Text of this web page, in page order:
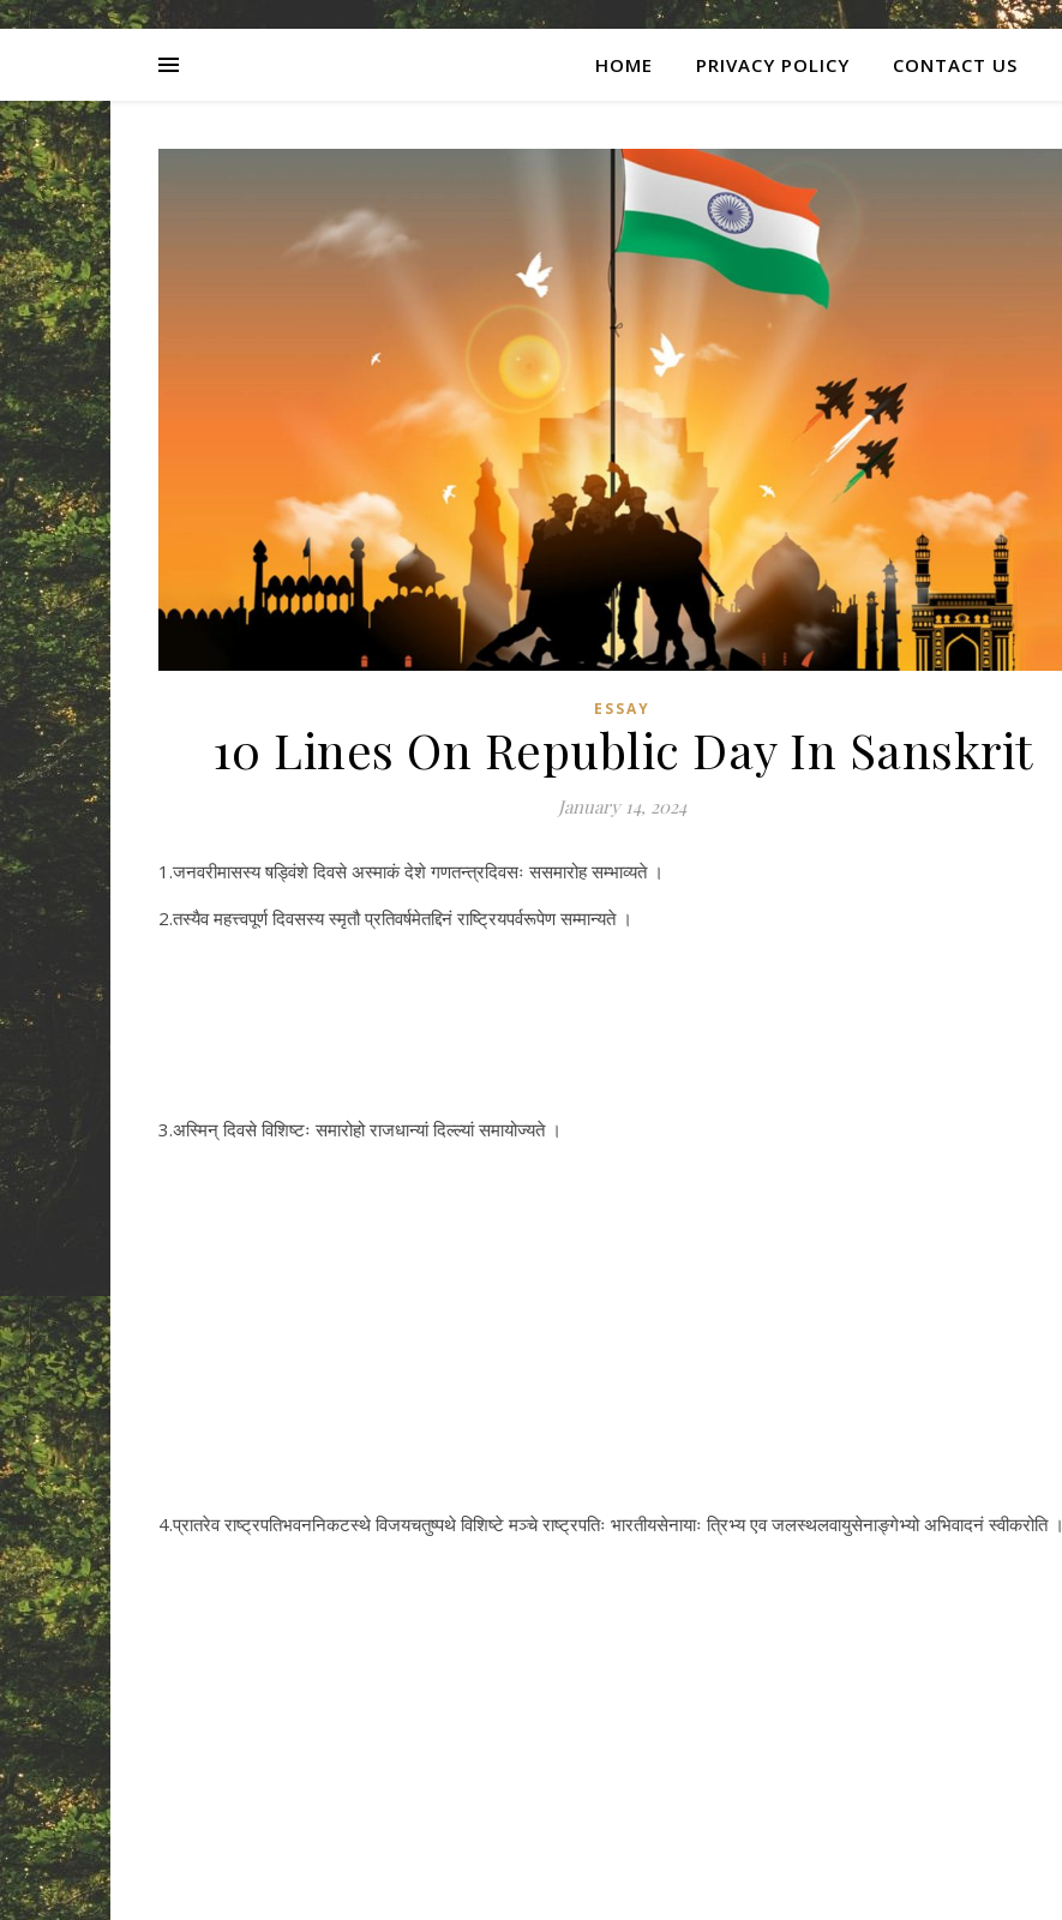
HOME PRIVACY POLICY CONTACT US
ESSAY
10 Lines On Republic Day In Sanskrit
January 14, 2024
1.जनवरीमासस्य षड्विंशे दिवसे अस्माकं देशे गणतन्त्रदिवसः ससमारोह सम्भाव्यते ।
2.तस्यैव महत्त्वपूर्ण दिवसस्य स्मृतौ प्रतिवर्षमेतद्दिनं राष्ट्रियपर्वरूपेण सम्मान्यते ।
3.अस्मिन् दिवसे विशिष्टः समारोहो राजधान्यां दिल्ल्यां समायोज्यते ।
4.प्रातरेव राष्ट्रपतिभवननिकटस्थे विजयचतुष्पथे विशिष्टे मञ्चे राष्ट्रपतिः भारतीयसेनायाः त्रिभ्य एव जलस्थलवायुसेनाङ्गेभ्यो अभिवादनं स्वीकरोति ।